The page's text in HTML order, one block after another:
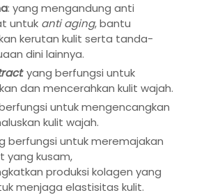
: yang mengandung anti
untuk anti aging, bantu
kerutan kulit serta tanda-
dini lainnya.
: yang berfungsi untuk
dan mencerahkan kulit wajah.
untuk mengencangkan
kulit wajah.
berfungsi untuk meremajakan
yang kusam,
produksi kolagen yang
menjaga elastisitas kulit.